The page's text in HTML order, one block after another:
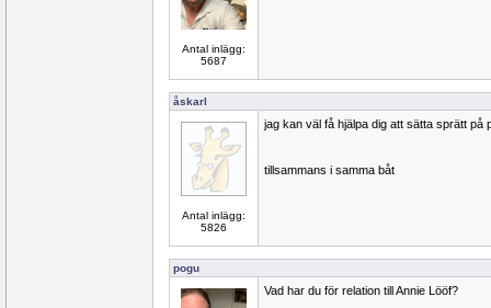
Antal inlägg:
5687
åskarl
Antal inlägg:
5826
jag kan väl få hjälpa dig att sätta sprätt på
tillsammans i samma båt
pogu
Vad har du för relation till Annie Lööf?